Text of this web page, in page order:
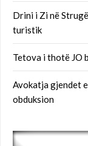
Drini i Zi në
turistik
Tetova i thotë JO
Avokatja gjendet
obduksion